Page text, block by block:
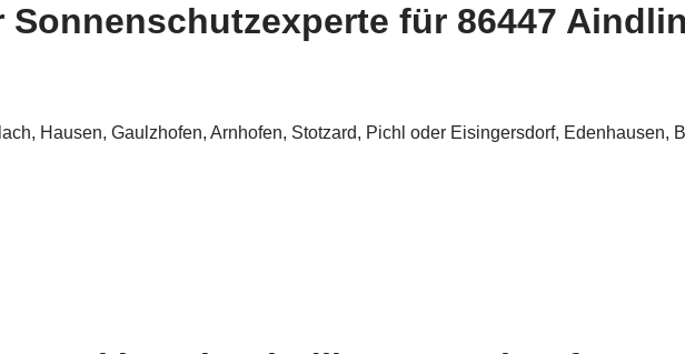
Sonnenschutzexperte für 86447
Hausen, Gaulzhofen, Arnhofen, Stotzard, Pichl oder Eisingersdorf, Edenhausen,